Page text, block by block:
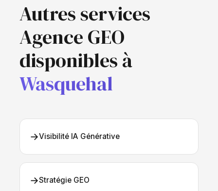
Autres services
Agence GEO
disponibles à
Wasquehal
→Visibilité IA Générative
→Stratégie GEO